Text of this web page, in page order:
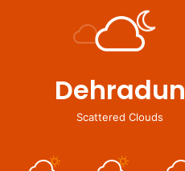
Dehradun
Scattered Clouds